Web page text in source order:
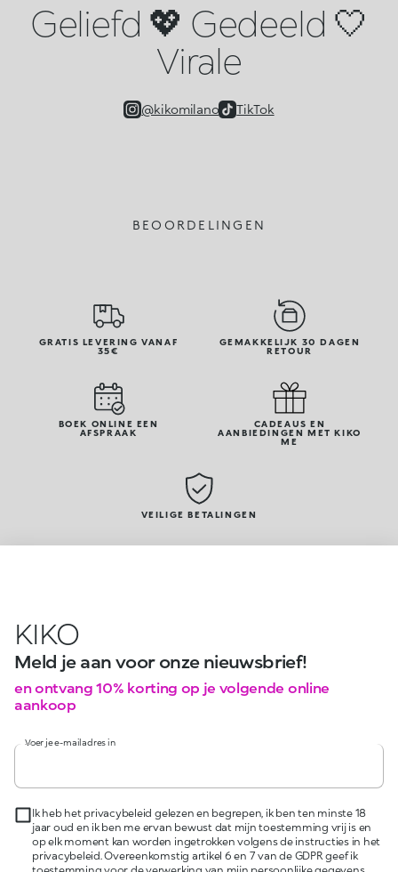
Geliefd 💖 Gedeeld 🤍
Virale
@kikomilano TikTok
BEOORDELINGEN
GRATIS LEVERING VANAF
35€
GEMAKKELIJK 30 DAGEN
RETOUR
BOEK ONLINE EEN
AFSPRAAK
CADEAUS EN
AANBIEDINGEN MET KIKO
ME
VEILIGE BETALINGEN
KIKO
Meld je aan voor onze nieuwsbrief!
en ontvang 10% korting op je volgende online
aankoop
Voer je e-mailadres in
Ik heb het privacybeleid gelezen en begrepen, ik ben ten minste 18
jaar oud en ik ben me ervan bewust dat mijn toestemming vrij is en
op elk moment kan worden ingetrokken volgens de instructies in het
privacybeleid. Overeenkomstig artikel 6 en 7 van de GDPR geef ik